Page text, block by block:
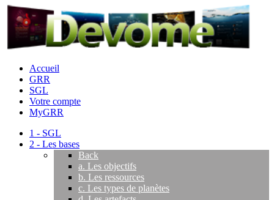
Accueil
GRR
SGL
Votre compte
MyGRR
1 - SGL
2 - Les bases
Back
a. Les objectifs
b. Les ressources
c. Les types de planètes